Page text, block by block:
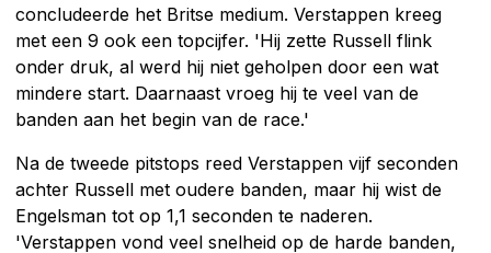
concludeerde het Britse medium. Verstappen kreeg
met een 9 ook een topcijfer. 'Hij zette Russell flink
onder druk, al werd hij niet geholpen door een wat
mindere start. Daarnaast vroeg hij te veel van de
banden aan het begin van de race.'
Na de tweede pitstops reed Verstappen vijf seconden
achter Russell met oudere banden, maar hij wist de
Engelsman tot op 1,1 seconden te naderen.
'Verstappen vond veel snelheid op de harde banden,